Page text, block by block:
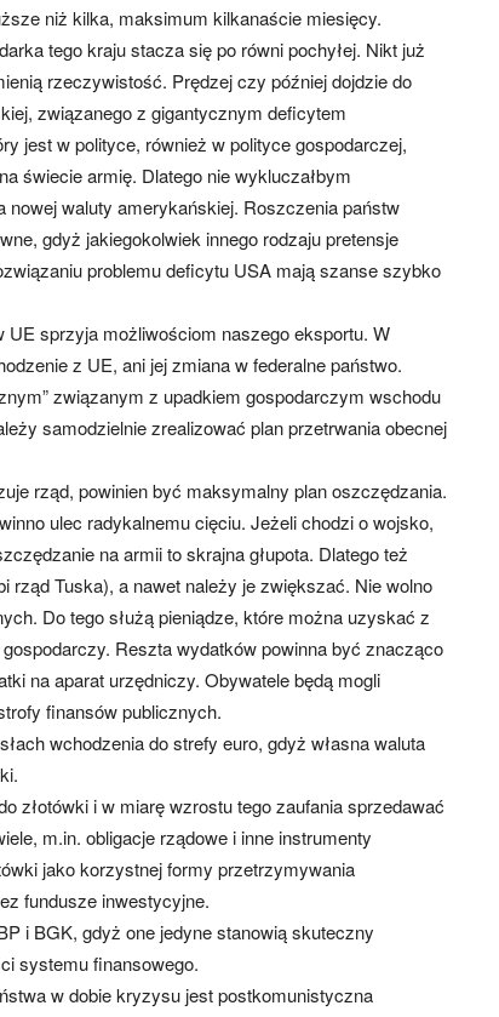
niż kilka, maksimum kilkanaście miesięcy.
tego kraju stacza się po równi pochyłej. Nikt już
rzeczywistość. Prędzej czy później dojdzie do
związanego z gigantycznym deficytem
jest w polityce, również w polityce gospodarczej,
świecie armię. Dlatego nie wykluczałbym
nowej waluty amerykańskiej. Roszczenia państw
gdyż jakiegokolwiek innego rodzaju pretensje
problemu deficytu USA mają szanse szybko
sprzyja możliwościom naszego eksportu. W
z UE, ani jej zmiana w federalne państwo.
związanym z upadkiem gospodarczym wschodu
samodzielnie zrealizować plan przetrwania obecnej
rząd, powinien być maksymalny plan oszczędzania.
ulec radykalnemu cięciu. Jeżeli chodzi o wojsko,
na armii to skrajna głupota. Dlatego też
rząd Tuska), a nawet należy je zwiększać. Nie wolno
Do tego służą pieniądze, które można uzyskać z
Reszta wydatków powinna być znacząco
na aparat urzędniczy. Obywatele będą mogli
finansów publicznych.
wchodzenia do strefy euro, gdyż własna waluta
złotówki i w miarę wzrostu tego zaufania sprzedawać
m.in. obligacje rządowe i inne instrumenty
jako korzystnej formy przetrzymywania
fundusze inwestycyjne.
i BGK, gdyż one jedyne stanowią skuteczny
systemu finansowego.
w dobie kryzysu jest postkomunistyczna